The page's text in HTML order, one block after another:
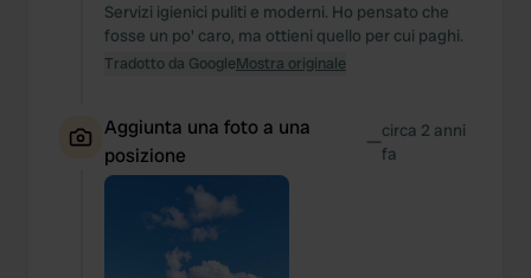
Servizi igienici puliti e moderni. Ho pensato che
fosse un po' caro, ma ottieni quello per cui paghi.
Tradotto da GoogleMostra originale
Aggiunta una foto a una
posizione
—circa 2 anni
fa